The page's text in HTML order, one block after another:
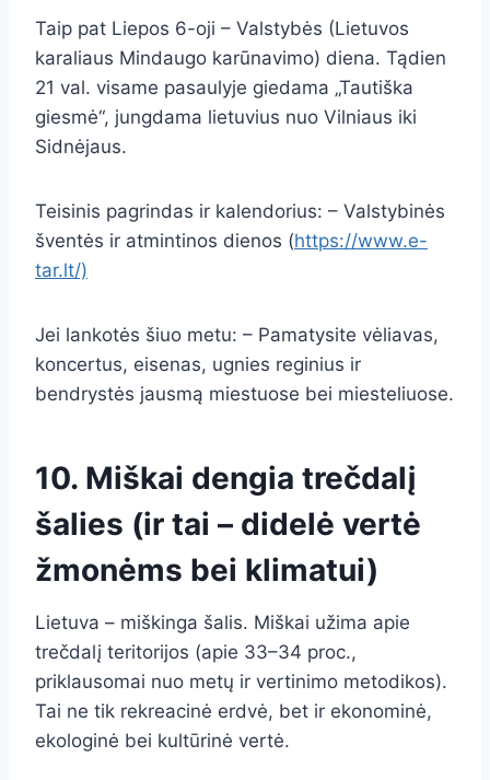
Taip pat Liepos 6-oji – Valstybės (Lietuvos
karaliaus Mindaugo karūnavimo) diena. Tądien
21 val. visame pasaulyje giedama „Tautiška
giesmė“, jungdama lietuvius nuo Vilniaus iki
Sidnėjaus.
Teisinis pagrindas ir kalendorius: – Valstybinės
šventės ir atmintinos dienos (https://www.e-
tar.lt/)
Jei lankotės šiuo metu: – Pamatysite vėliavas,
koncertus, eisenas, ugnies reginius ir
bendrystės jausmą miestuose bei miesteliuose.
10. Miškai dengia trečdalį
šalies (ir tai – didelė vertė
žmonėms bei klimatui)
Lietuva – miškinga šalis. Miškai užima apie
trečdalį teritorijos (apie 33–34 proc.,
priklausomai nuo metų ir vertinimo metodikos).
Tai ne tik rekreacinė erdvė, bet ir ekonominė,
ekologinė bei kultūrinė vertė.